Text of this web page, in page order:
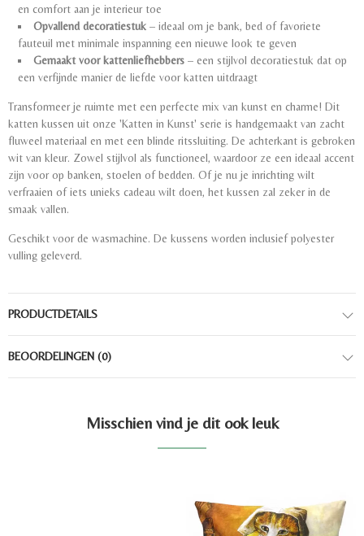
en comfort aan je interieur toe
Opvallend decoratiestuk – ideaal om je bank, bed of favoriete
fauteuil met minimale inspanning een nieuwe look te geven
Gemaakt voor kattenliefhebbers – een stijlvol decoratiestuk dat op
een verfijnde manier de liefde voor katten uitdraagt
Transformeer je ruimte met een perfecte mix van kunst en charme! Dit
katten kussen uit onze 'Katten in Kunst' serie is handgemaakt van zacht
fluweel materiaal en met een blinde ritssluiting. De achterkant is gebroken
wit van kleur. Zowel stijlvol als functioneel, waardoor ze een ideaal accent
zijn voor op banken, stoelen of bedden. Of je nu je inrichting wilt
verfraaien of iets unieks cadeau wilt doen, het kussen zal zeker in de
smaak vallen.
Geschikt voor de wasmachine. De kussens worden inclusief polyester
vulling geleverd.
PRODUCTDETAILS
BEOORDELINGEN (0)
Misschien vind je dit ook leuk